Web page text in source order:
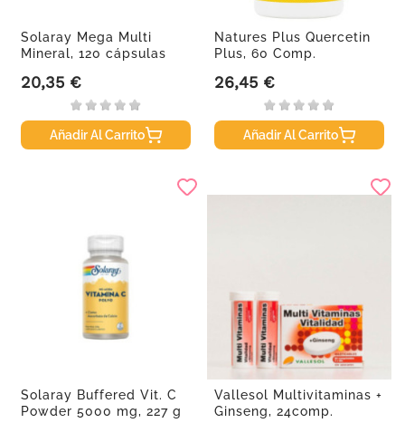
Solaray Mega Multi
Mineral, 120 cápsulas
Precio
20,35 €
Añadir Al Carrito
Natures Plus Quercetin
Plus, 60 Comp.
Precio
26,45 €
Añadir Al Carrito
Solaray Buffered Vit. C
Powder 5000 mg, 227 g
Vallesol Multivitaminas +
Ginseng, 24comp.